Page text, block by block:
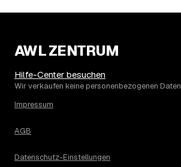
AWL ZENTRUM
Hilfe-Center besuchen
Wir verkaufen keine personenbezogenen Daten
Impressum
AGB
Datenschutz-Einstellungen